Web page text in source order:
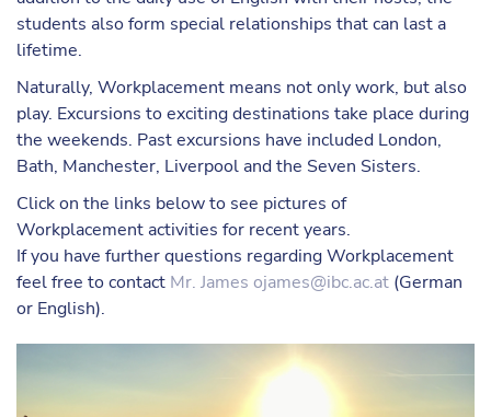
students also form special relationships that can last a
lifetime.
Naturally, Workplacement means not only work, but also
play. Excursions to exciting destinations take place during
the weekends. Past excursions have included London,
Bath, Manchester, Liverpool and the Seven Sisters.
Click on the links below to see pictures of
Workplacement activities for recent years.
If you have further questions regarding Workplacement
feel free to contact Mr. James ojames@ibc.ac.at (German
or English).